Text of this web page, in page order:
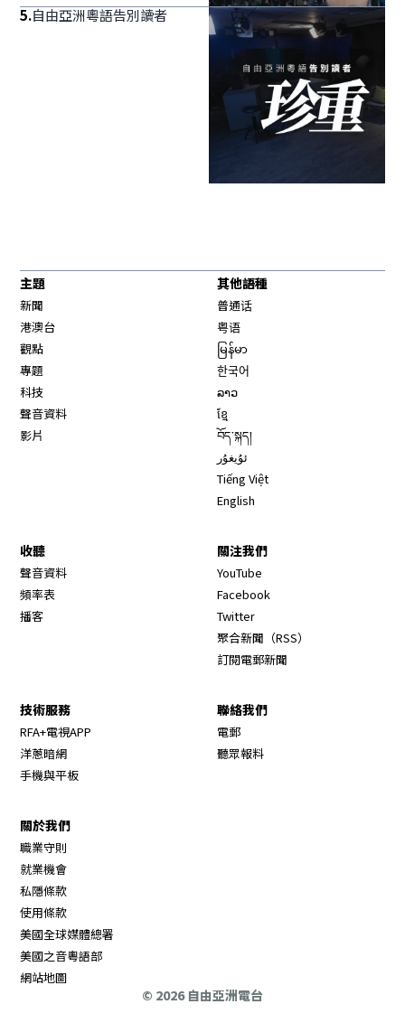
5.自由亞洲粵語告別讀者
主題
新聞
港澳台
觀點
專題
科技
聲音資料
影片
其他語種
普通话
粤语
မြန်မာ
한국어
ລາວ
ខ្មែ
བོད་སྐད།
ئۇيغۇر
Tiếng Việt
English
收聽
聲音資料
頻率表
播客
關注我們
YouTube
Facebook
Twitter
聚合新聞（RSS）
訂閱電郵新聞
技術服務
RFA+電視APP
洋蔥暗網
手機與平板
聯絡我們
電郵
聽眾報料
關於我們
職業守則
就業機會
私隱條款
使用條款
美國全球媒體總署
美國之音粵語部
網站地圖
© 2026 自由亞洲電台